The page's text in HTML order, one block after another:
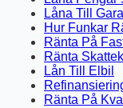
Låna Till
Hur Funkar
Ränta På
Ränta
Lån Till Elbil
Ränta På